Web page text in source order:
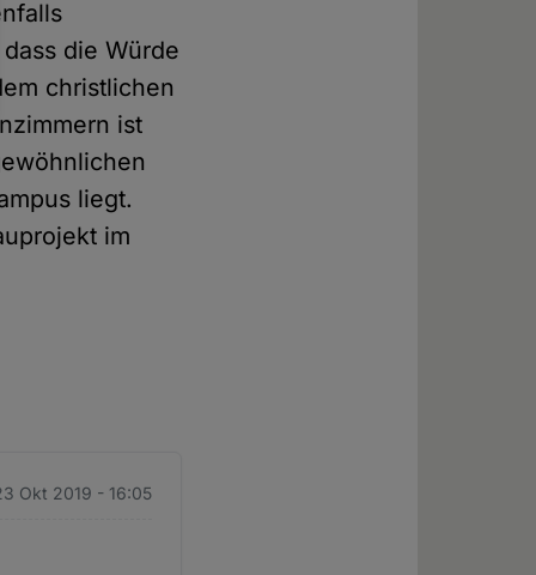
die Würde
christlichen
ist
liegt.
im
Okt 2019 - 16:05